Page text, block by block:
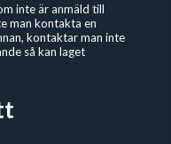
inte är anmäld till
man kontakta en
kontaktar man inte
så kan laget